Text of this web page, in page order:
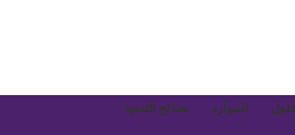
الموارد نصائح التنفيذ